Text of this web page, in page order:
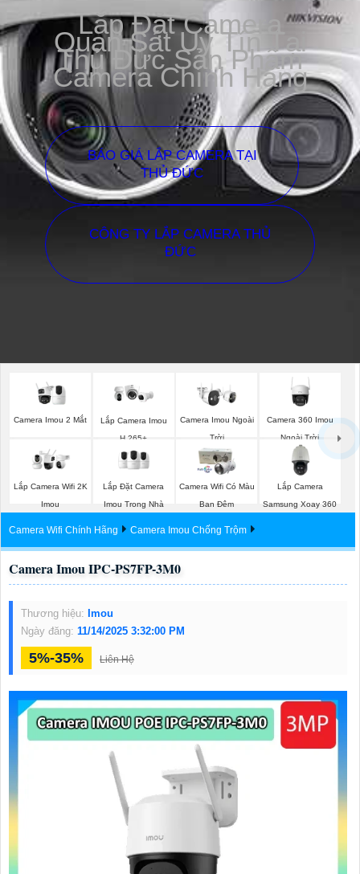
Lắp Đặt Camera
Quan Sát Uy Tín Tại
Thủ Đức Sản Phẩm
Camera Chính Hãng
BÁO GIÁ LẮP CAMERA TẠI
THỦ ĐỨC
CÔNG TY LẮP CAMERA THỦ
ĐỨC
Camera Imou 2 Mắt
Lắp Camera Imou
H.265+
Camera Imou Ngoài
Trời
Camera 360 Imou
Ngoài Trời
Lắp Camera Wifi 2K
Imou
Lắp Đặt Camera
Imou Trong Nhà
Camera Wifi Có Màu
Ban Đêm
Lắp Camera
Samsung Xoay 360
Camera Wifi Chính Hãng Camera Imou Chống Trộm
Camera Imou IPC-PS7FP-3M0
Thương hiệu: Imou
Ngày đăng: 11/14/2025 3:32:00 PM
5%-35% Liên Hệ